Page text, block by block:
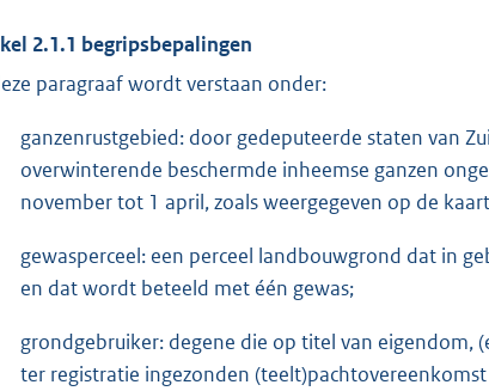
2.1.1 begripsbepalingen
paragraaf wordt verstaan onder:
ganzenrustgebied: door gedeputeerde staten van
overwinterende beschermde inheemse ganzen
november tot 1 april, zoals weergegeven op de
gewasperceel: een perceel landbouwgrond dat in
en dat wordt beteeld met één gewas;
grondgebruiker: degene die op titel van
ter registratie ingezonden